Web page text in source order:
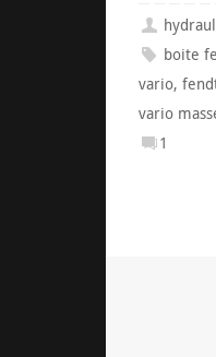
boite
vario,
vario
1